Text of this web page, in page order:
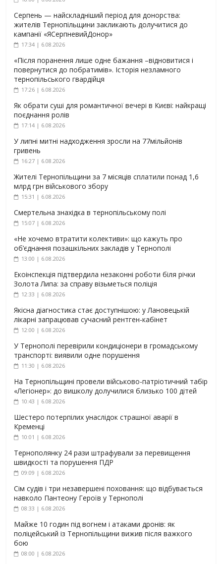
Серпень — найскладніший період для донорства:
жителів Тернопільщини закликають долучитися до
кампанії «ЯСерпневийДонор»
17:34 | 6.08.2026
«Після поранення лише одне бажання –відновитися і
повернутися до побратимів». Історія незламного
тернопільського гвардійця
17:26 | 6.08.2026
Як обрати суші для романтичної вечері в Києві: найкращі
поєднання ролів
17:14 | 6.08.2026
У липні митні надходження зросли на 77мільйонів
гривень
16:27 | 6.08.2026
Жителі Тернопільщини за 7 місяців сплатили понад 1,6
млрд грн військового збору
15:31 | 6.08.2026
Смертельна знахідка в тернопільському полі
15:07 | 6.08.2026
«Не хочемо втратити колективи»: що кажуть про
об’єднання позашкільних закладів у Тернополі
13:00 | 6.08.2026
Екоінспекція підтвердила незаконні роботи біля річки
Золота Липа: за справу візьметься поліція
12:33 | 6.08.2026
Якісна діагностика стає доступнішою: у Лановецькій
лікарні запрацював сучасний рентген-кабінет
12:00 | 6.08.2026
У Тернополі перевірили кондиціонери в громадському
транспорті: виявили одне порушення
11:30 | 6.08.2026
На Тернопільщині провели військово-патріотичний табір
«Легіонер»: до вишколу долучилися близько 100 дітей
10:43 | 6.08.2026
Шестеро потерпілих унаслідок страшної аварії в
Кременці
10:01 | 6.08.2026
Тернополянку 24 рази штрафували за перевищення
швидкості та порушення ПДР
09:09 | 6.08.2026
Сім судів і три незавершені поховання: що відбувається
навколо Пантеону Героїв у Тернополі
08:33 | 6.08.2026
Майже 10 годин під вогнем і атаками дронів: як
поліцейський із Тернопільщини вижив після важкого
бою
08:00 | 6.08.2026